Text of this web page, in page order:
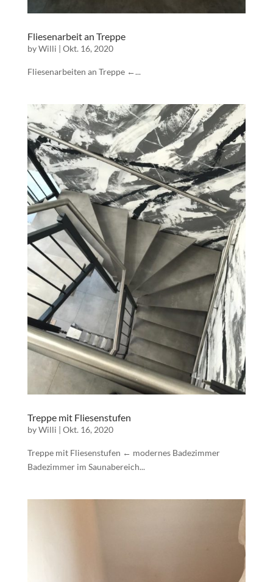
Fliesenarbeit an Treppe
byWilli | Okt. 16, 2020
Fliesenarbeiten an Treppe ←...
Treppe mit Fliesenstufen
byWilli Okt. 16, 2020
Treppe mit Fliesenstufen ← modernes Badezimmer
Badezimmer im Saunabereich...